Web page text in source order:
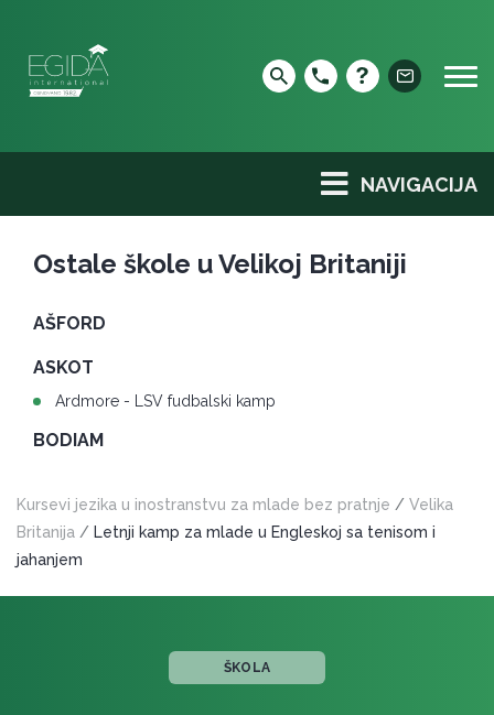
content
NAVIGACIJA
Ostale škole u Velikoj Britaniji
AŠFORD
ASKOT
Ardmore - LSV fudbalski kamp
BODIAM
Anglo-Continental Junior
Cavendish School of English
St. Andrews College Language Schools
Kursevi jezika u inostranstvu za mlade bez pratnje / Velika
Britanija / Letnji kamp za mlade u Engleskoj sa tenisom i
jahanjem
ŠKOLA